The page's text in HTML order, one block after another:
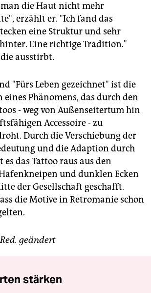
die Haut nicht mehr
erzählt er. "Ich fand das
eine Struktur und sehr
hinter. Eine richtige Tradition."
ausstirbt.
"Fürs Leben gezeichnet" ist die
Phänomens, das durch den
- weg von Außenseitertum hin
Accessoire - zu
Durch die Verschiebung der
und die Adaption durch
das Tattoo raus aus den
und dunklen Ecken
der Gesellschaft geschafft.
die Motive in Retromanie schon
geändert
stärken